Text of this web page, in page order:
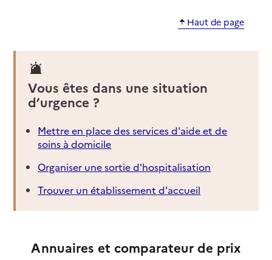
Haut de page
Vous êtes dans une situation
d’urgence ?
Mettre en place des services d'aide et de
soins à domicile
Organiser une sortie d'hospitalisation
Trouver un établissement d'accueil
Annuaires et comparateur de prix